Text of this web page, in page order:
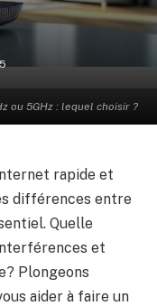
ou 5GHz : lequel choisir ?
rapide et
différences entre
Quelle
et
Plongeons
aider à faire un